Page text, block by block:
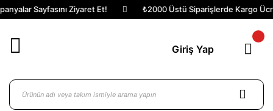
Sayfasını Ziyaret Et! ₺2000 Üstü Siparişlerde Kargo
Giriş Yap